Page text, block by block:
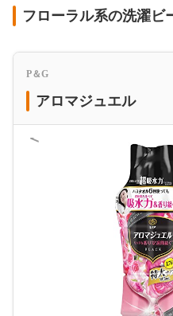
フローラル系の洗濯ビ
P＆G
アロマジュエル
＜